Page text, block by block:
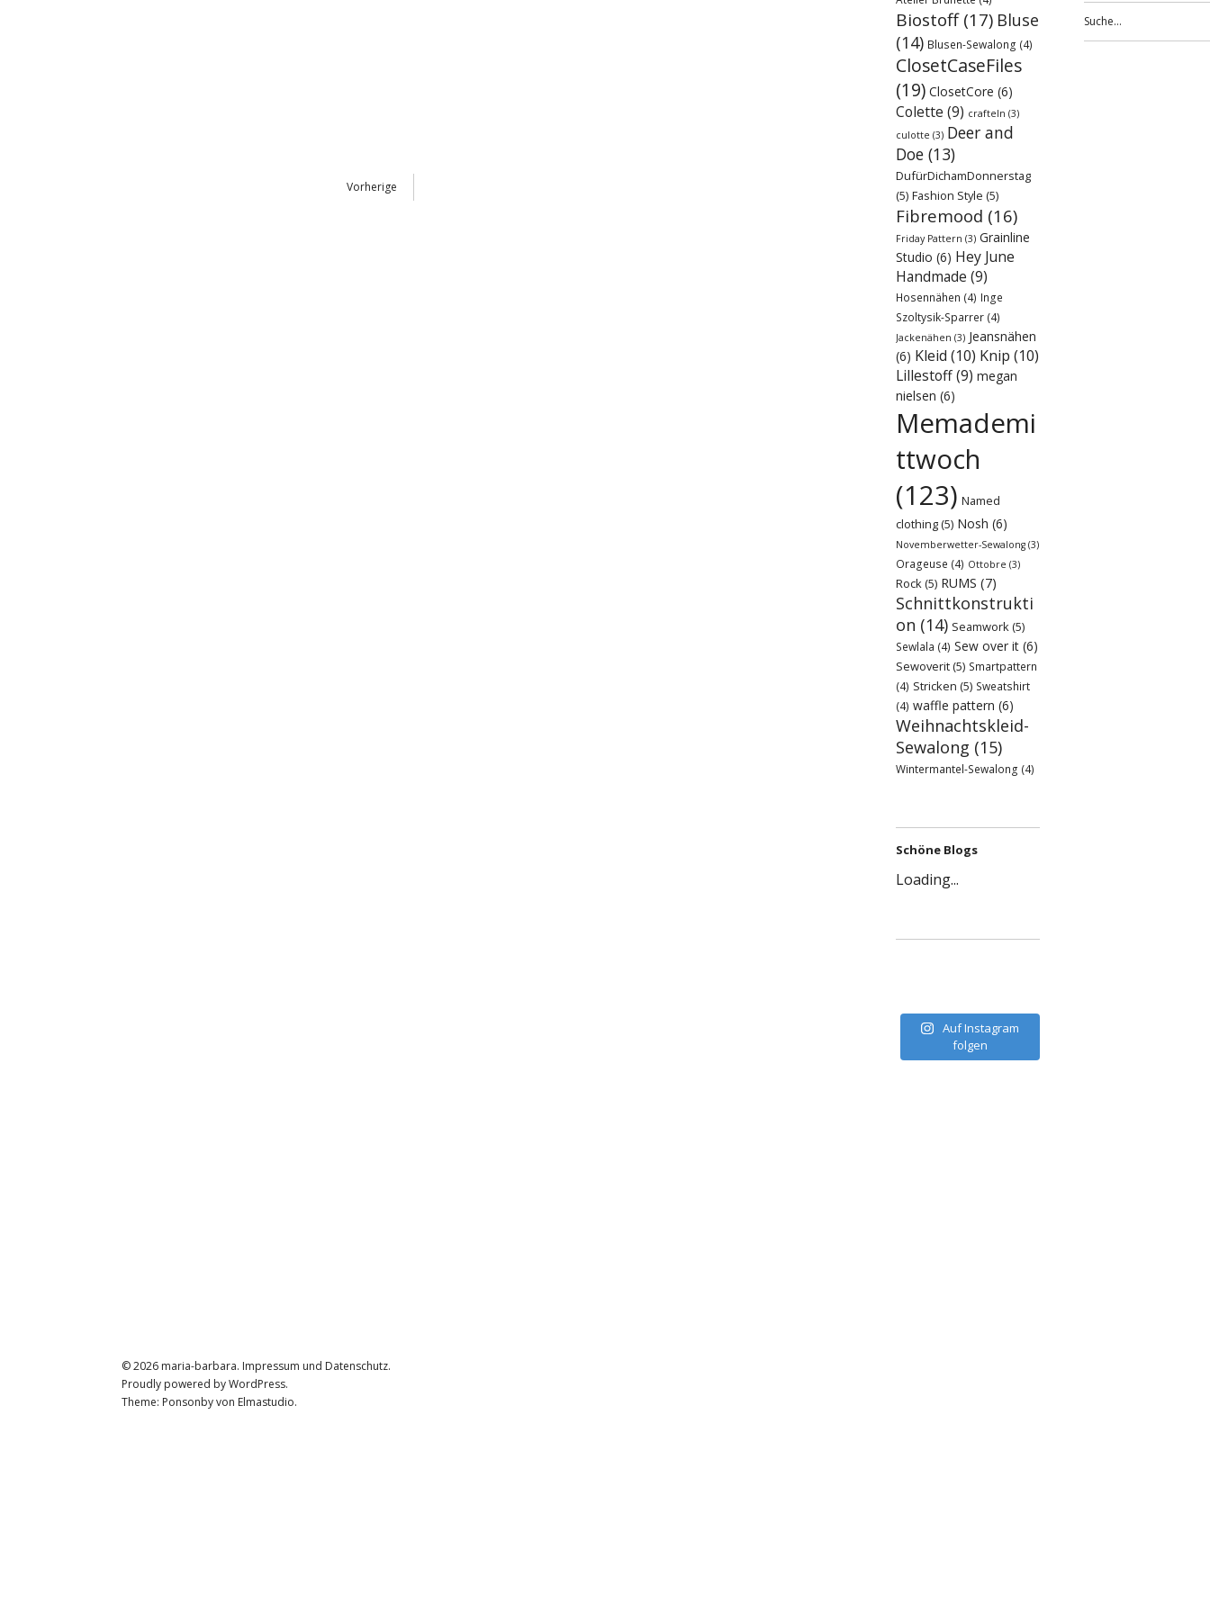
Vorherige
Biostoff(17) Bluse
(14) Blusen-Sewalong (4)
ClosetCaseFiles
(19) ClosetCore (6)
Colette (9) crafteln (3)
culotte (3) Deer and
Doe (13)
DufürDichamDonnerstag
(5) Fashion Style (5)
Fibremood (16)
Friday Pattern (3) Grainline
Studio (6) Hey June
Handmade (9)
Hosennähen (4) Inge
Szoltysik-Sparrer (4)
Jackenähen (3) Jeansnähen
(6) Kleid (10) Knip (10)
Lillestoff(9) megan
nielsen (6)
Memademi
ttwoch
(123) Named
clothing (5) Nosh (6)
Novemberwetter-Sewalong (3)
Orageuse (4) Ottobre (3)
Rock (5) RUMS (7)
Schnittkonstrukti
on (14) Seamwork (5)
Sewlala (4) Sew over it (6)
Sewoverit (5) Smartpattern
(4) Stricken (5) Sweatshirt
(4) waffle pattern (6)
Weihnachtskleid-
Sewalong (15)
Wintermantel-Sewalong (4)
Schöne Blogs
Loading...
Auf Instagram
folgen
© 2026 maria-barbara. Impressum und Datenschutz
Proudly powered byWordPress.
Theme: Ponsonby von Elmastudio.